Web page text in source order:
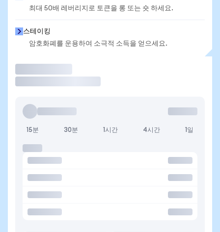
최대 50배 레버리지로 토큰을 롱 또는 숏 하세요.
스테이킹
암호화폐를 운용하여 소극적 소득을 얻으세요.
15분 30분 1시간 4시간 1일